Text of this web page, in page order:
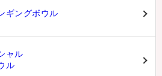
ギングボウル
ャル
ル